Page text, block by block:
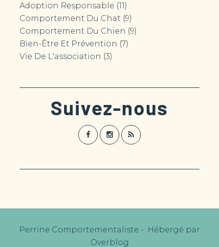
Adoption Responsable (11)
Comportement Du Chat (9)
Comportement Du Chien (9)
Bien-Être Et Prévention (7)
Vie De L'association (3)
Suivez-nous
Perrine Comportementaliste - Hébergé par
Overblog